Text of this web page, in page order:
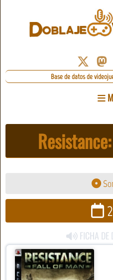
Base de datos de
FICHA DE